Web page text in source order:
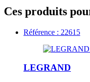
Ces produits
Référence : 22615
LEGRAND